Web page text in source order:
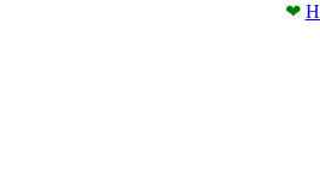
❤